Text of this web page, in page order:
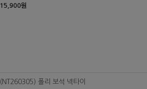
15,900원
(NT260305) 폴리 보석 넥타이